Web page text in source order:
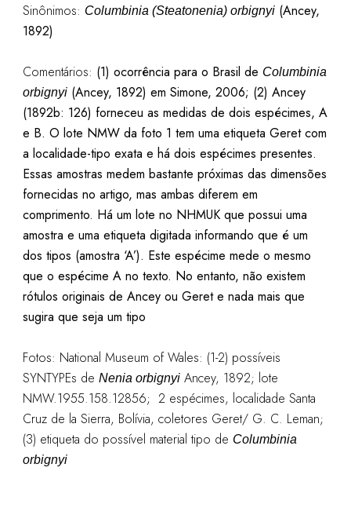
Sinônimos: Columbinia (Steatonenia) orbignyi(Ancey,
1892)
Comentários: (1) ocorrência para o Brasil de Columbinia
orbignyi(Ancey, 1892) em Simone, 2006; (2) Ancey
(1892b: 126) forneceu as medidas de dois espécimes, A
e B. O lote NMW da foto 1 tem uma etiqueta Geret com
a localidade-tipo exata e há dois espécimes presentes.
Essas amostras medem bastante próximas das dimensões
fornecidas no artigo, mas ambas diferem em
comprimento. Há um lote no NHMUK que possui uma
amostra e uma etiqueta digitada informando que é um
dos tipos (amostra ‘A’). Este espécime mede o mesmo
que o espécime A no texto. No entanto, não existem
rótulos originais de Ancey ou Geret e nada mais que
sugira que seja um tipo
Fotos: National Museum of Wales: (1-2) possíveis
SYNTYPEs de Nenia orbignyiAncey, 1892; lote
NMW.1955.158.12856; 2 espécimes, localidade Santa
Cruz de la Sierra, Bolívia, coletores Geret/ G. C. Leman;
(3) etiqueta do possível material tipo de Columbinia
orbignyi